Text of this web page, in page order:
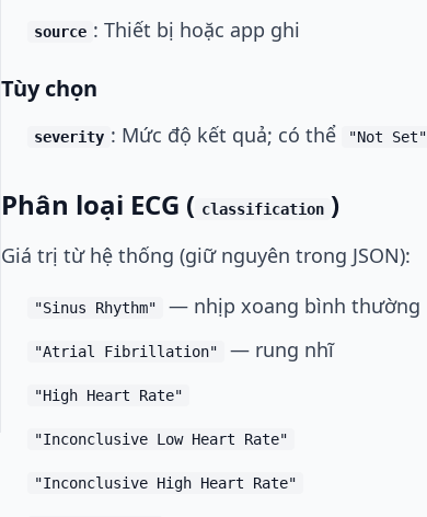
source : Thiết bị hoặc app ghi
Tùy chọn
severity : Mức độ kết quả; có thể "Not Set"
Phân loại ECG ( classification )
Giá trị từ hệ thống (giữ nguyên trong JSON):
"Sinus Rhythm" — nhịp xoang bình thường
"Atrial Fibrillation" — rung nhĩ
"High Heart Rate"
"Inconclusive Low Heart Rate"
"Inconclusive High Heart Rate"